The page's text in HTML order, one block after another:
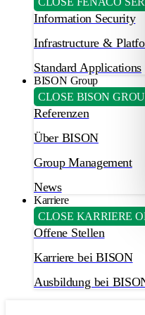
Information Security
Infrastructure &
Standard Applications
BISON Group
CLOSE BISON
Referenzen
Über BISON
Group Management
News
Karriere
CLOSE KARRIERE
Offene Stellen
Karriere bei BISON
Ausbildung bei